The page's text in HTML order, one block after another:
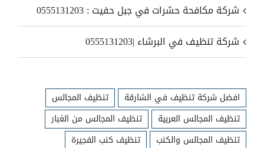
شركة مكافحة حشرات في جبل حفيت : 0555131203
شركة تنظيف في البرشاء |0555131203
افضل شركة تنظيف في الشارقة
تنظيف المجالس
تنظيف المجالس العربية
تنظيف المجالس من الغبار
تنظيف المجالس والكنب
تنظيف كنب الفجيرة